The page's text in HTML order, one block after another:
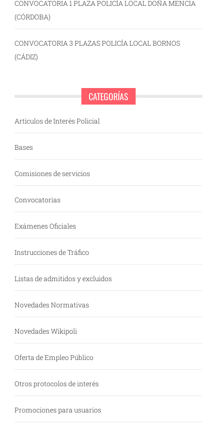
CONVOCATORIA 1 PLAZA POLICÍA LOCAL DOÑA MENCIA
(CÓRDOBA)
CONVOCATORIA 3 PLAZAS POLICÍA LOCAL BORNOS
(CÁDIZ)
CATEGORÍAS
Artículos de Interés Policial
Bases
Comisiones de servicios
Convocatorias
Exámenes Oficiales
Instrucciones de Tráfico
Listas de admitidos y excluidos
Novedades Normativas
Novedades Wikipoli
Oferta de Empleo Público
Otros protocolos de interés
Promociones para usuarios